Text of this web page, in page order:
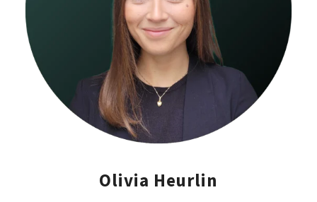
Olivia Heurlin